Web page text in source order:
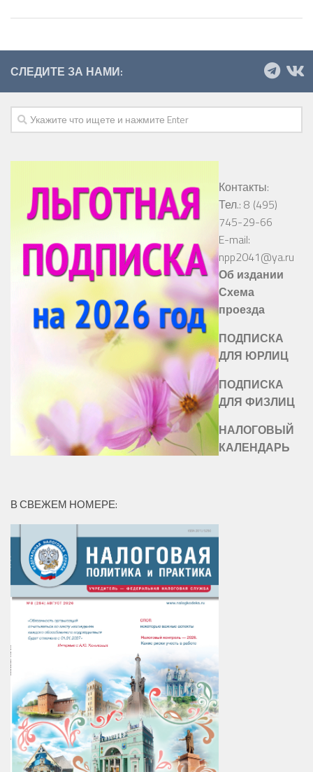
СЛЕДИТЕ ЗА НАМИ:
Контакты:
Тел.: 8 (495)
745-29-66
E-mail:
npp2041@ya.ru
Об издании
Схема
проезда
ПОДПИСКА
ДЛЯ ЮРЛИЦ
ПОДПИСКА
ДЛЯ ФИЗЛИЦ
НАЛОГОВЫЙ
КАЛЕНДАРЬ
В СВЕЖЕМ НОМЕРЕ: